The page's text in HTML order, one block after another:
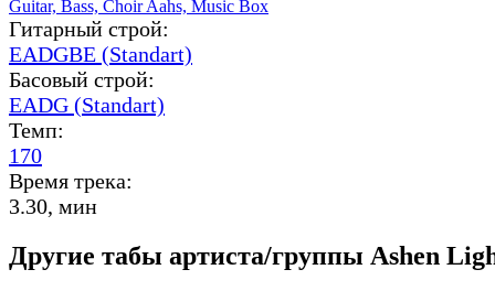
Guitar, Bass, Choir Aahs, Music Box
Гитарный строй:
EADGBE (Standart)
Басовый строй:
EADG (Standart)
Темп:
170
Время трека:
3.30, мин
Другие табы артиста/группы Ashen